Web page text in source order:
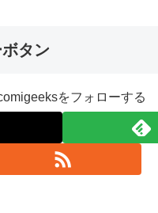
タン
をフォローする